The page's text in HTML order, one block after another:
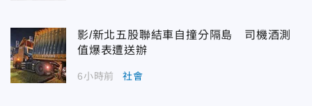
影/新北五股聯結車自撞分隔島 司機酒測
值爆表遭送辦
6小時前 社會